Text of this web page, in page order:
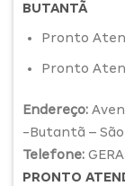
BUTANTÃ
Pronto
Pronto
Endereço:
-Butantã – São
Telefone:
PRONTO